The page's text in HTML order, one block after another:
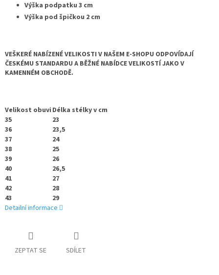
Výška podpatku 3 cm
Výška pod špičkou 2 cm
VEŠKERÉ NABÍZENÉ VELIKOSTI V NAŠEM E-SHOPU ODPOVÍDAJÍ
ČESKÉMU STANDARDU A BĚŽNÉ NABÍDCE VELIKOSTÍ JAKO V
KAMENNÉM OBCHODĚ.
Velikost obuvi Délka stélky v cm
35
23
36
23,5
37
24
38
25
39
26
40
26,5
41
27
42
28
43
29
Detailní informace
ZEPTAT SE SDÍLET